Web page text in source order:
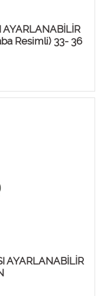
AYARLANABİLİR
Resimli) 33- 36
AYARLANABİLİR